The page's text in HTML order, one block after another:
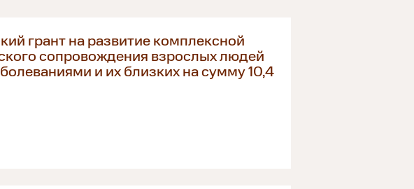
грант на развитие комплексной
сопровождения взрослых людей
и их близких на сумму 10,4